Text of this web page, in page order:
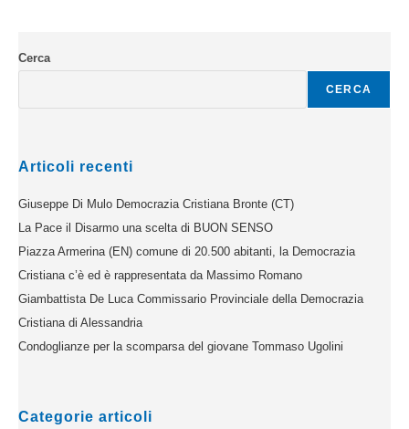
Cerca
CERCA
Articoli recenti
Giuseppe Di Mulo Democrazia Cristiana Bronte (CT)
La Pace il Disarmo una scelta di BUON SENSO
Piazza Armerina (EN) comune di 20.500 abitanti, la Democrazia
Cristiana c’è ed è rappresentata da Massimo Romano
Giambattista De Luca Commissario Provinciale della Democrazia
Cristiana di Alessandria
Condoglianze per la scomparsa del giovane Tommaso Ugolini
Categorie articoli